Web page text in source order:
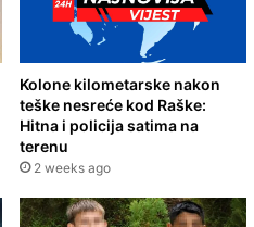
Kolone kilometarske nakon
teške nesreće kod Raške:
Hitna i policija satima na
terenu
2 weeks ago